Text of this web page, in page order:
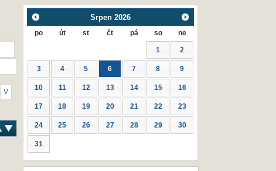
V
Srpen 2026
po út st čt pá so ne
1 2
3 4 5 6 7 8 9
10 11 12 13 14 15 16
17 18 19 20 21 22 23
24 25 26 27 28 29 30
31